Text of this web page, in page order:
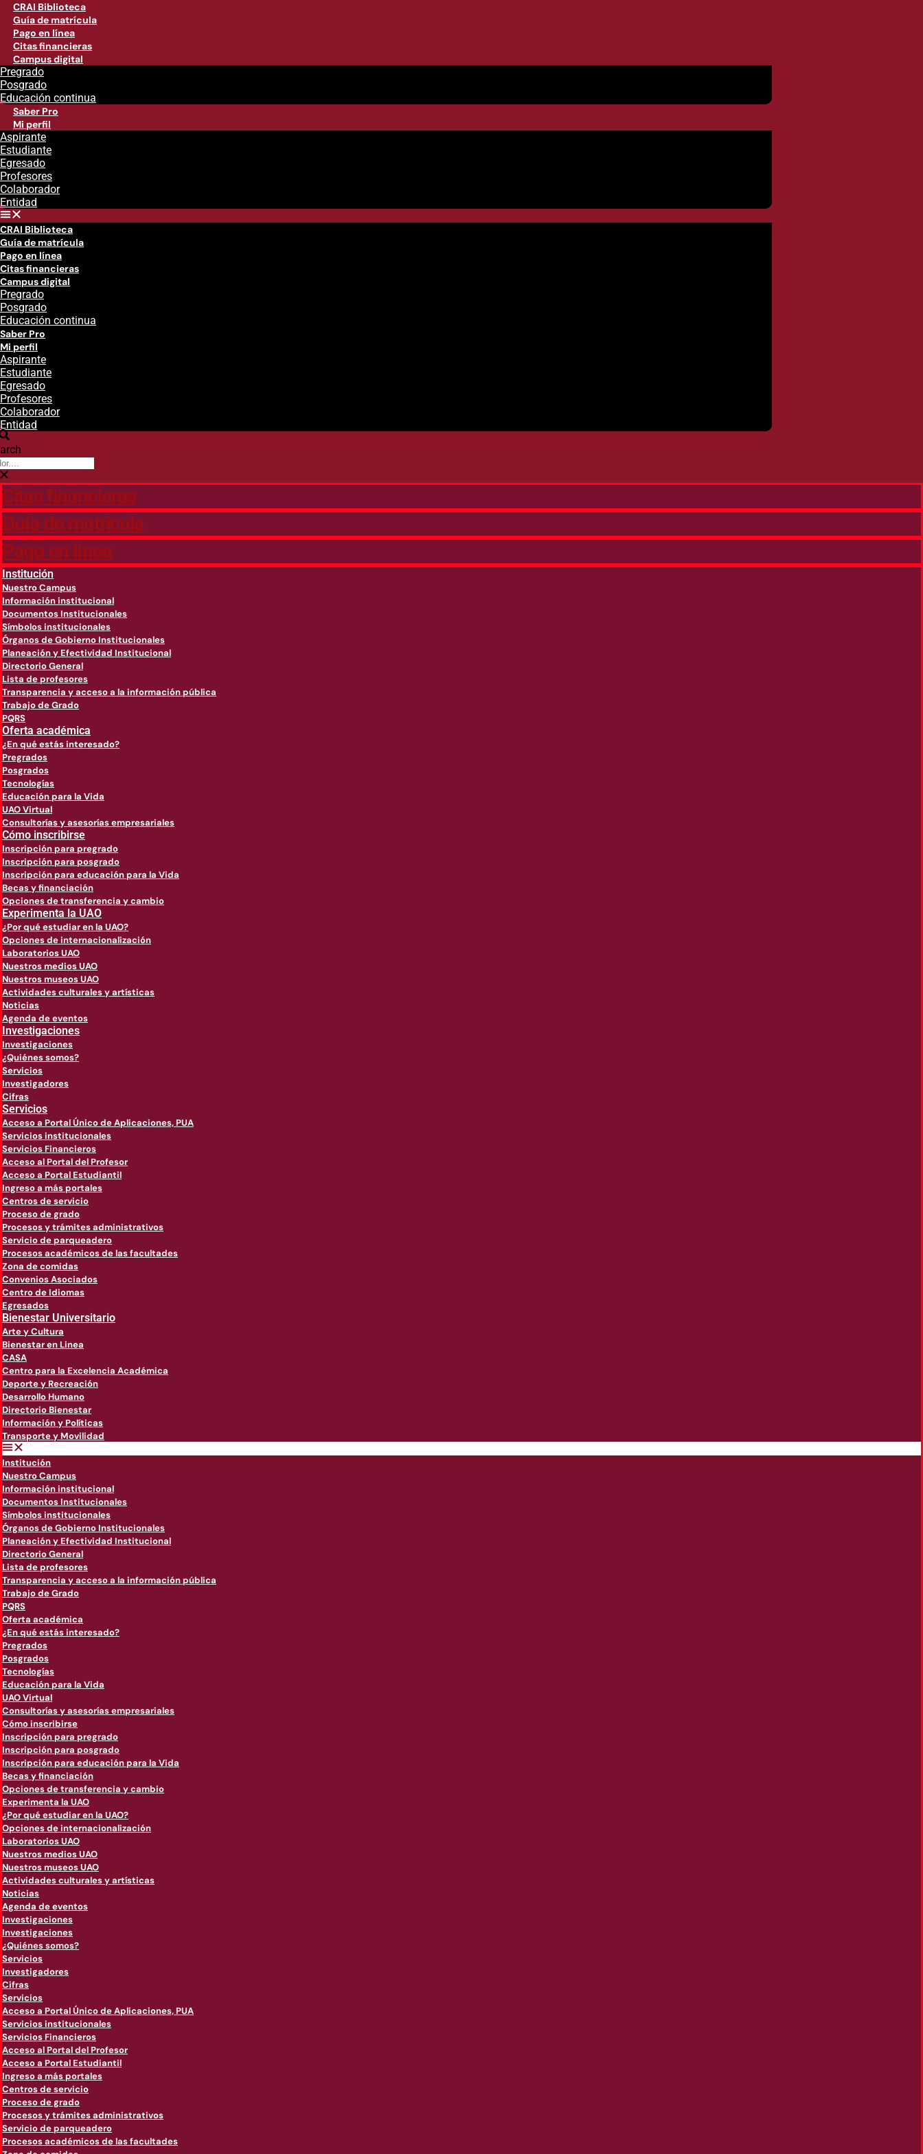
CRAI Biblioteca
Guía de matrícula
Pago en línea
Citas financieras
Campus digital
Pregrado
Posgrado
Educación continua
Saber Pro
Mi perfil
Aspirante
Estudiante
Egresado
Profesores
Colaborador
Entidad
CRAI Biblioteca
Guía de matrícula
Pago en línea
Citas financieras
Campus digital
Pregrado
Posgrado
Educación continua
Saber Pro
Mi perfil
Aspirante
Estudiante
Egresado
Profesores
Colaborador
Entidad
Citas financieras
Guía de matricula
Pago en línea
Institución
Nuestro Campus
Información institucional
Documentos Institucionales
Símbolos institucionales
Órganos de Gobierno Institucionales
Planeación y Efectividad Institucional
Directorio General
Lista de profesores
Transparencia y acceso a la información pública
Trabajo de Grado
PQRS
Oferta académica
¿En qué estás interesado?
Pregrados
Posgrados
Tecnologías
Educación para la Vida
UAO Virtual
Consultorías y asesorías empresariales
Cómo inscribirse
Inscripción para pregrado
Inscripción para posgrado
Inscripción para educación para la Vida
Becas y financiación
Opciones de transferencia y cambio
Experimenta la UAO
¿Por qué estudiar en la UAO?
Opciones de internacionalización
Laboratorios UAO
Nuestros medios UAO
Nuestros museos UAO
Actividades culturales y artísticas
Noticias
Agenda de eventos
Investigaciones
Investigaciones
¿Quiénes somos?
Servicios
Investigadores
Cifras
Servicios
Acceso a Portal Único de Aplicaciones, PUA
Servicios institucionales
Servicios Financieros
Acceso al Portal del Profesor
Acceso a Portal Estudiantil
Ingreso a más portales
Centros de servicio
Proceso de grado
Procesos y trámites administrativos
Servicio de parqueadero
Procesos académicos de las facultades
Zona de comidas
Convenios Asociados
Centro de Idiomas
Egresados
Bienestar Universitario
Arte y Cultura
Bienestar en Linea
CASA
Centro para la Excelencia Académica
Deporte y Recreación
Desarrollo Humano
Directorio Bienestar
Información y Políticas
Transporte y Movilidad
Institución
Nuestro Campus
Información institucional
Documentos Institucionales
Símbolos institucionales
Órganos de Gobierno Institucionales
Planeación y Efectividad Institucional
Directorio General
Lista de profesores
Transparencia y acceso a la información pública
Trabajo de Grado
PQRS
Oferta académica
¿En qué estás interesado?
Pregrados
Posgrados
Tecnologías
Educación para la Vida
UAO Virtual
Consultorías y asesorías empresariales
Cómo inscribirse
Inscripción para pregrado
Inscripción para posgrado
Inscripción para educación para la Vida
Becas y financiación
Opciones de transferencia y cambio
Experimenta la UAO
¿Por qué estudiar en la UAO?
Opciones de internacionalización
Laboratorios UAO
Nuestros medios UAO
Nuestros museos UAO
Actividades culturales y artísticas
Noticias
Agenda de eventos
Investigaciones
Investigaciones
¿Quiénes somos?
Servicios
Investigadores
Cifras
Servicios
Acceso a Portal Único de Aplicaciones, PUA
Servicios institucionales
Servicios Financieros
Acceso al Portal del Profesor
Acceso a Portal Estudiantil
Ingreso a más portales
Centros de servicio
Proceso de grado
Procesos y trámites administrativos
Servicio de parqueadero
Procesos académicos de las facultades